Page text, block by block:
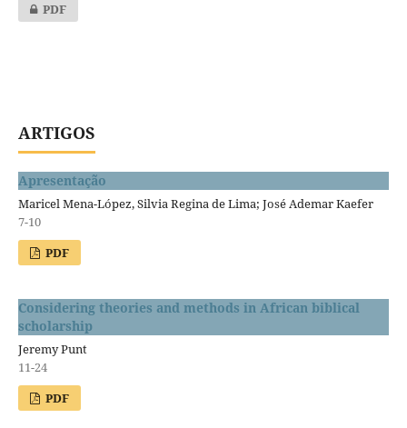
PDF
ARTIGOS
Apresentação
Maricel Mena-López, Silvia Regina de Lima; José Ademar Kaefer
7-10
PDF
Considering theories and methods in African biblical
scholarship
Jeremy Punt
11-24
PDF